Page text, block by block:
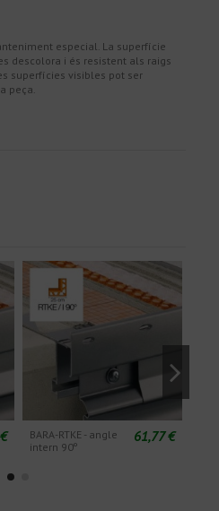
especial. La superfície
descolora i és resistent als raigs
superfícies visibles pot ser
peça.
BARA-RTKE - angle
intern 90º
61,77 €